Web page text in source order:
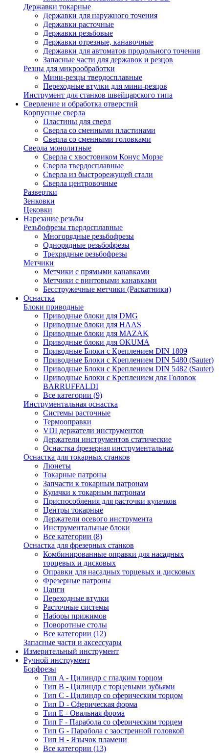
Державки токарные
Державки для наружного точения
Державки расточные
Державки резьбовые
Державки отрезные, канавочные
Державки для автоматов продольного точения
Запасные части для державок и резцов
Резцы для микрообработки
Мини-резцы твердосплавные
Переходные втулки для мини-резцов
Инструмент для станков швейцарского типа
Сверление и обработка отверстий
Корпусные сверла
Пластины для сверл
Сверла со сменными пластинами
Сверла со сменными головками
Сверла монолитные
Сверла с хвостовиком Конус Морзе
Сверла твердосплавные
Сверла из быстрорежущей стали
Сверла центровочные
Развертки
Зенковки
Цековки
Нарезание резьбы
Резьбофрезы твердосплавные
Многорядные резьбофрезы
Однорядные резьбофрезы
Трехрядные резьбофрезы
Метчики
Метчики с прямыми канавками
Метчики с винтовыми канавками
Бесстружечные метчики (Раскатники)
Оснастка
Блоки приводные
Приводные блоки для DMG
Приводные блоки для HAAS
Приводные блоки для MAZAK
Приводные блоки для OKUMA
Приводные Блоки с Креплением DIN 1809
Приводные Блоки с Креплением DIN 5480 (Sauter)
Приводные Блоки с Креплением DIN 5482 (Sauter)
Приводные Блоки с Креплением для Головок
BARRUFFALDI
Все категории (9)
Инструментальная оснастка
Системы расточные
Термооправки
VDI держатели инструментов
Держатели инструментов статические
Оснастка фрезерная инструментальнаz
Оснастка для токарных станков
Люнеты
Токарные патроны
Запчасти к токарным патронам
Кулачки к токарным патронам
Приспособления для расточки кулачков
Центры токарные
Держатели осевого инструмента
Инструментальные блоки
Все категории (8)
Оснастка для фрезерных станков
Комбинированные оправки для насадных
торцевых и дисковых
Оправки для насадных торцевых и дисковых
Фрезерные патроны
Цанги
Переходные втулки
Расточные системы
Наборы прижимов
Поворотные столы
Все категории (12)
Запасные части и аксессуары
Измерительный инструмент
Ручной инструмент
Борфрезы
Тип A - Цилиндр с гладким торцом
Тип В - Цилиндр с торцевыми зубьями
Тип С - Цилиндр со сферическим торцом
Тип D - Сферическая форма
Тип Е - Овальная форма
Тип F - Парабола со сферическим торцем
Тип G - Парабола с заостренной головкой
Тип H - Язычок пламени
Все категории (13)